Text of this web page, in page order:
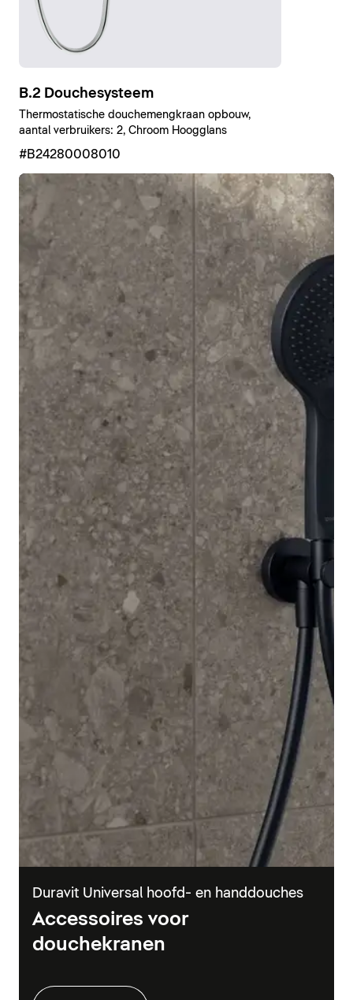
B.2 Douchesysteem
Thermostatische douchemengkraan opbouw,
aantal verbruikers: 2, Chroom Hoogglans
#B24280008010
Duravit Universal hoofd- en handdouches
Accessoires voor
douchekranen